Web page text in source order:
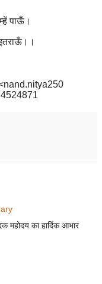
पाऊँ।
250
महोदय का हार्दिक आभार